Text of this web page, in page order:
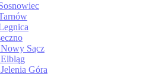
Sącz
Góra